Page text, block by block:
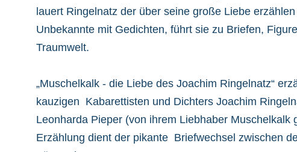
lauert Ringelnatz der über seine große Liebe
Unbekannte mit Gedichten, führt sie zu Briefen,
Traumwelt.
„Muschelkalk - die Liebe des Joachim Ringelnatz“
kauzigen Kabarettisten und Dichters Joachim
Leonharda Pieper (von ihrem Liebhaber Muschelkalk
Erzählung dient der pikante Briefwechsel zwischen